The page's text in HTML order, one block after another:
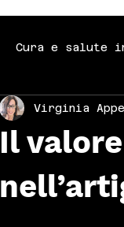
Cura e salute
diventano
e benessere a
Il
Virginia